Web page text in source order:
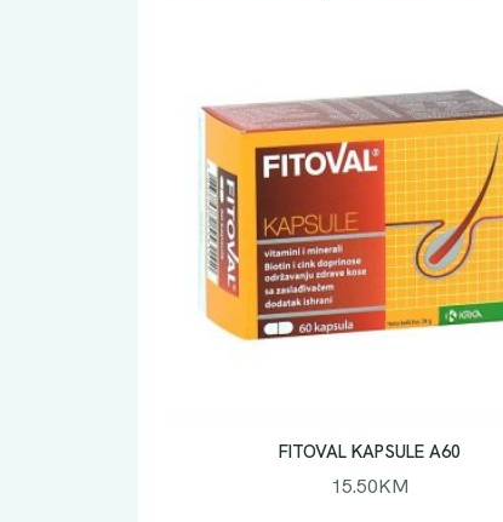
FITOVAL KAPSULE A60
15.50KM